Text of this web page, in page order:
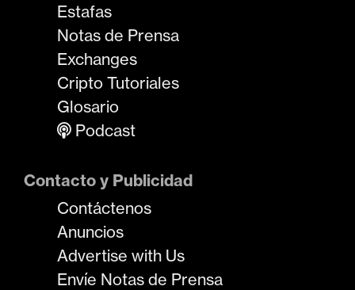
Estafas
Notas de Prensa
Exchanges
Cripto Tutoriales
Glosario
Podcast
Contacto y Publicidad
Contáctenos
Anuncios
Advertise with Us
Envíe Notas de Prensa